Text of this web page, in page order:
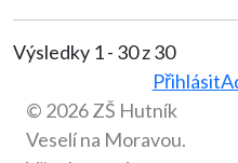
Výsledky 1 - 30 z 30
Přihlásit
© 2026 ZŠ Hutník
Veselí na Moravou.